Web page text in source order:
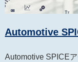
Automotive
Automotive SPICE